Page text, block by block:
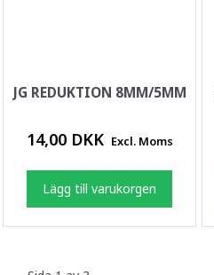
JG REDUKTION 8MM/5MM
14,00 DKK Excl. Moms
Lägg till varukorgen